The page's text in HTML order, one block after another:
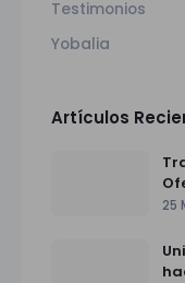
Testimonios
Yobalia
Artículos
25